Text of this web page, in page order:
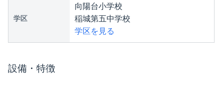
学区
向陽台小学校
稲城第五中学校
学区を見る
設備・特徴